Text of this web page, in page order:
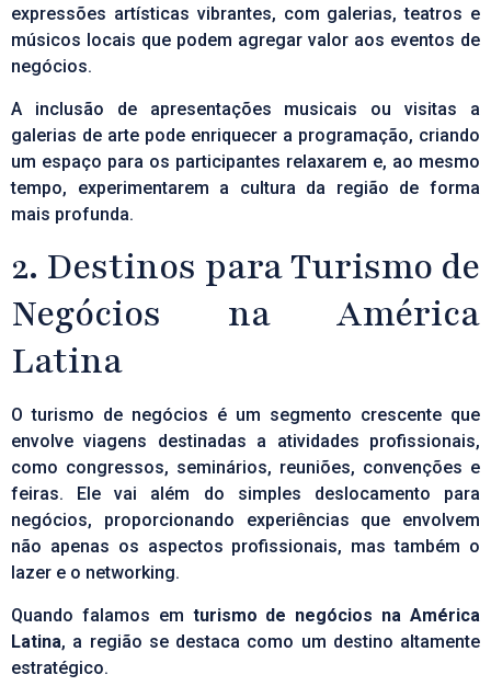
expressões artísticas vibrantes, com galerias, teatros e
músicos locais que podem agregar valor aos eventos de
negócios.
A inclusão de apresentações musicais ou visitas a
galerias de arte pode enriquecer a programação, criando
um espaço para os participantes relaxarem e, ao mesmo
tempo, experimentarem a cultura da região de forma
mais profunda.
2. Destinos para Turismo de
Negócios na América
Latina
O turismo de negócios é um segmento crescente que
envolve viagens destinadas a atividades profissionais,
como congressos, seminários, reuniões, convenções e
feiras. Ele vai além do simples deslocamento para
negócios, proporcionando experiências que envolvem
não apenas os aspectos profissionais, mas também o
lazer e o networking.
Quando falamos em turismo de negócios na América
Latina, a região se destaca como um destino altamente
estratégico.